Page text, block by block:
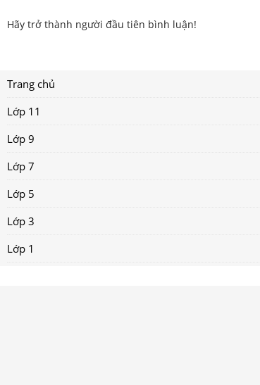
Hãy trở thành người đầu tiên bình luận!
Trang chủ
Lớp 11
Lớp 9
Lớp 7
Lớp 5
Lớp 3
Lớp 1